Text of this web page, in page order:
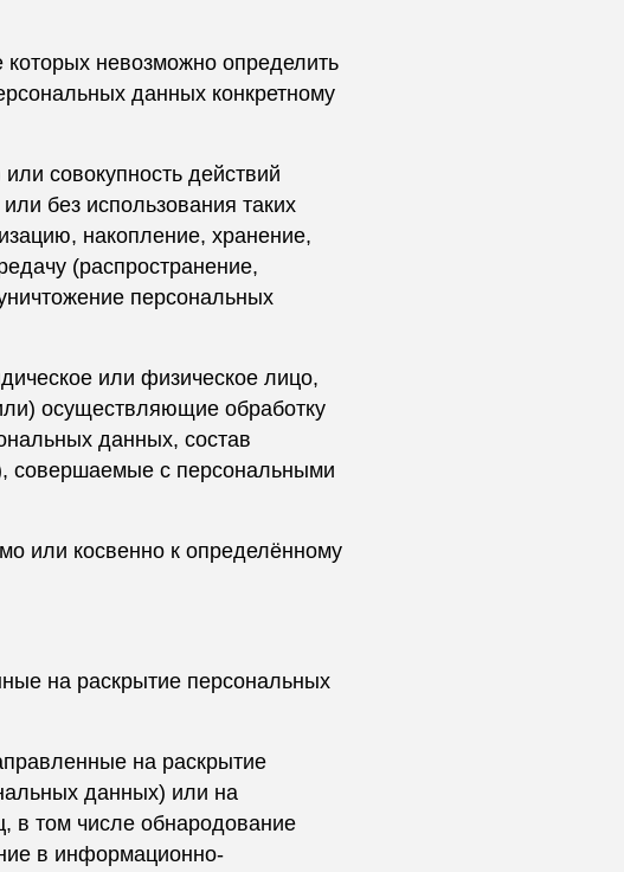
невозможно определить
данных конкретному
совокупность действий
без использования таких
накопление, хранение,
(распространение,
персональных
или физическое лицо,
осуществляющие обработку
данных, состав
совершаемые с персональными
или косвенно к определённому
на раскрытие персональных
на раскрытие
данных) или на
в том числе обнародование
в информационно-